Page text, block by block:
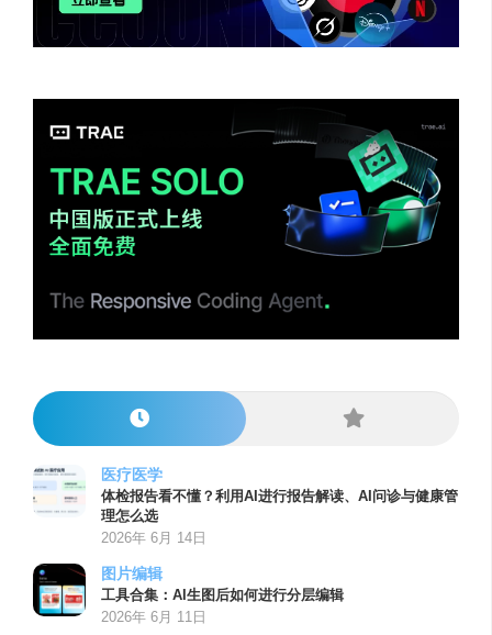
医疗医学
体检报告看不懂？利用AI进行报告解读、AI问诊与健康管
理怎么选
2026年 6月 14日
图片编辑
工具合集：AI生图后如何进行分层编辑
2026年 6月 11日